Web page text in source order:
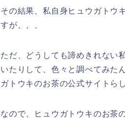
その結果、私自身ヒュウガトウ
すが、、、
ただ、どうしても諦めきれない
いたりして、色々と調べてみた
ガトウキのお茶の公式サイトら
なので、ヒュウガトウキのお茶